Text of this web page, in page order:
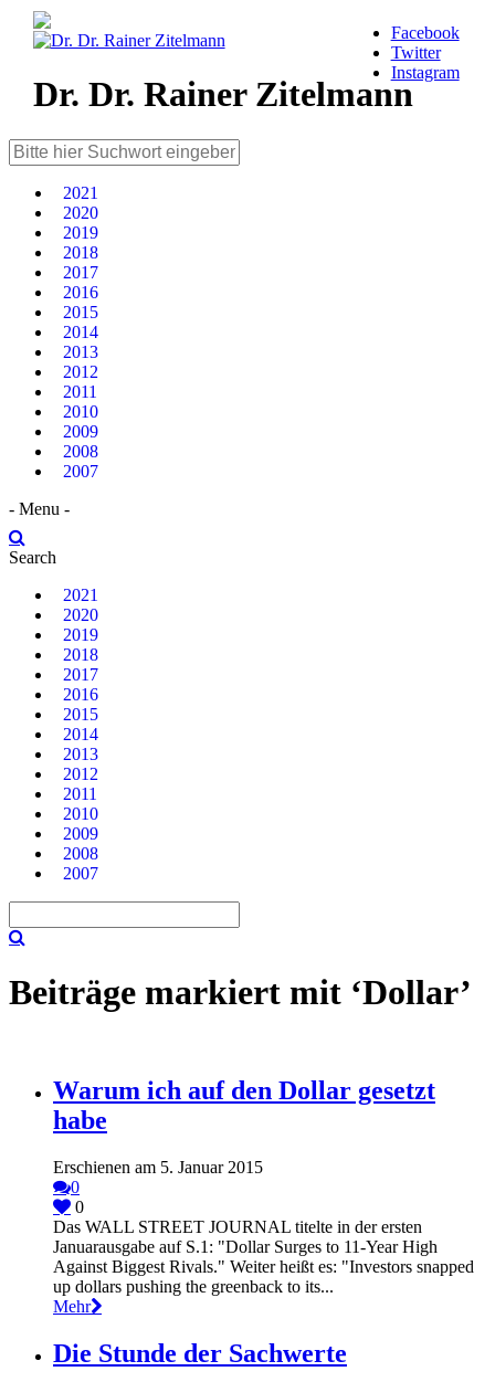
Dr. Dr. Rainer Zitelmann
Facebook
Twitter
Instagram
2021
2020
2019
2018
2017
2016
2015
2014
2013
2012
2011
2010
2009
2008
2007
- Menu -
Search
2021
2020
2019
2018
2017
2016
2015
2014
2013
2012
2011
2010
2009
2008
2007
Beiträge markiert mit ‘Dollar’
Warum ich auf den Dollar gesetzt
habe
Erschienen am 5. Januar 2015
0
0
Das WALL STREET JOURNAL titelte in der ersten
Januarausgabe auf S.1: "Dollar Surges to 11-Year High
Against Biggest Rivals." Weiter heißt es: "Investors snapped
up dollars pushing the greenback to its...
Mehr
Die Stunde der Sachwerte